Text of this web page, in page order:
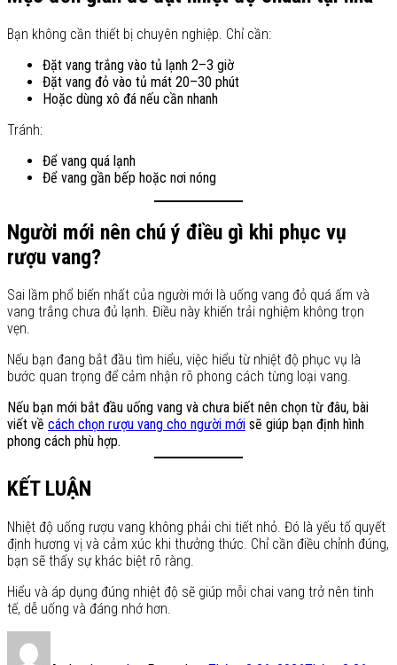
Bạn không cần thiết bị chuyên nghiệp. Chỉ cần:
Đặt vang trắng vào tủ lạnh 2–3 giờ
Đặt vang đỏ vào tủ mát 20–30 phút
Hoặc dùng xô đá nếu cần nhanh
Tránh:
Để vang quá lạnh
Để vang gần bếp hoặc nơi nóng
Người mới nên chú ý điều gì khi phục vụ
rượu vang?
Sai lầm phổ biến nhất của người mới là uống vang đỏ quá ấm và
vang trắng chưa đủ lạnh. Điều này khiến trải nghiệm không trọn
vẹn.
Nếu bạn đang bắt đầu tìm hiểu, việc hiểu từ nhiệt độ phục vụ là
bước quan trọng để cảm nhận rõ phong cách từng loại vang.
Nếu bạn mới bắt đầu uống vang và chưa biết nên chọn từ đâu, bài
viết về cách chọn rượu vang cho người mới sẽ giúp bạn định hình
phong cách phù hợp.
KẾT LUẬN
Nhiệt độ uống rượu vang không phải chi tiết nhỏ. Đó là yếu tố quyết
định hương vị và cảm xúc khi thưởng thức. Chỉ cần điều chỉnh đúng,
bạn sẽ thấy sự khác biệt rõ ràng.
Hiểu và áp dụng đúng nhiệt độ sẽ giúp mỗi chai vang trở nên tinh
tế, dễ uống và đáng nhớ hơn.